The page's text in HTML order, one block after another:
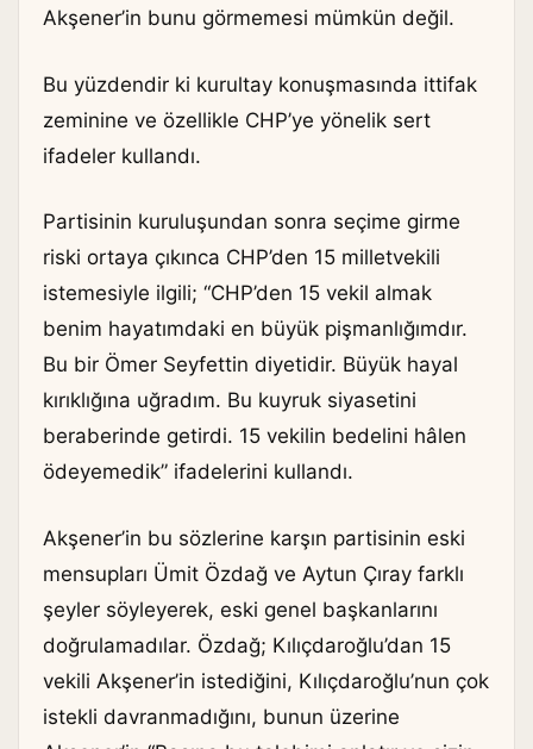
Akşener’in bunu görmemesi mümkün değil.
Bu yüzdendir ki kurultay konuşmasında ittifak
zeminine ve özellikle CHP’ye yönelik sert
ifadeler kullandı.
Partisinin kuruluşundan sonra seçime girme
riski ortaya çıkınca CHP’den 15 milletvekili
istemesiyle ilgili; “CHP’den 15 vekil almak
benim hayatımdaki en büyük pişmanlığımdır.
Bu bir Ömer Seyfettin diyetidir. Büyük hayal
kırıklığına uğradım. Bu kuyruk siyasetini
beraberinde getirdi. 15 vekilin bedelini hâlen
ödeyemedik” ifadelerini kullandı.
Akşener’in bu sözlerine karşın partisinin eski
mensupları Ümit Özdağ ve Aytun Çıray farklı
şeyler söyleyerek, eski genel başkanlarını
doğrulamadılar. Özdağ; Kılıçdaroğlu’dan 15
vekili Akşener’in istediğini, Kılıçdaroğlu’nun çok
istekli davranmadığını, bunun üzerine